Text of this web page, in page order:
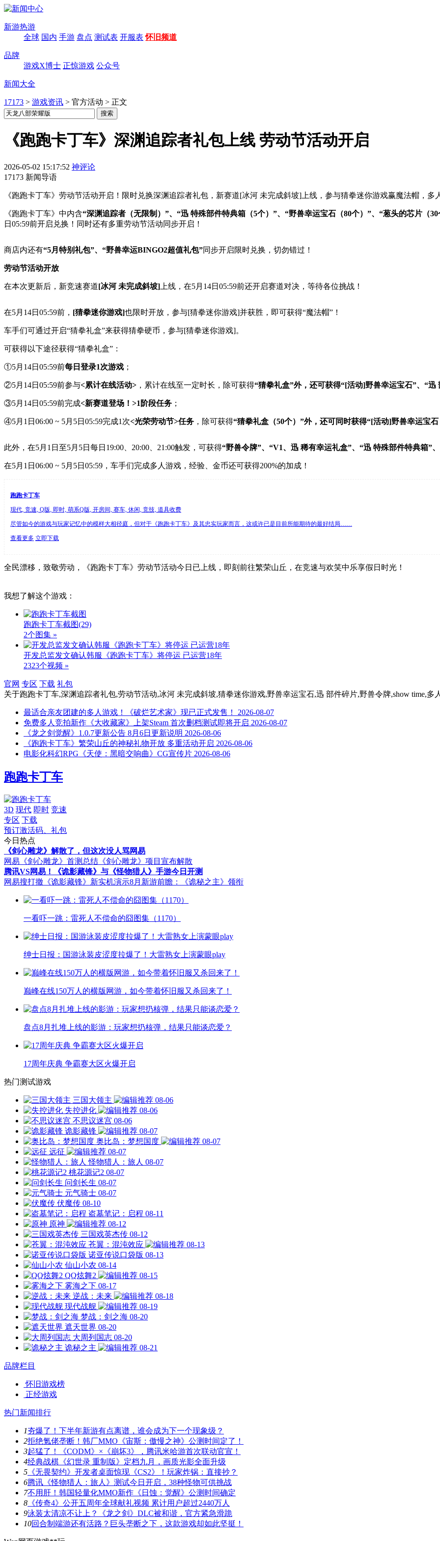
新游热游
全球 国内 手游 盘点 测试表 开服表 怀旧频道
品牌
游戏X博士 正惊游戏 公众号
新闻大全
17173 > 游戏资讯 > 官方活动 > 正文
《跑跑卡丁车》深渊追踪者礼包上线 劳动节活动开启
2026-05-02 15:17:52 神评论
17173 新闻导语
《跑跑卡丁车》劳动节活动开启！限时兑换深渊追踪者礼包，新赛道[冰河 未完成斜坡]上线，参与猜拳迷你游戏赢魔法帽，多
《跑跑卡丁车》中内含“深渊追踪者（无限制）”、“迅 特殊部件特典箱（5个）”、“野兽幸运宝石（80个）”、“葱头的芯片（
日05:59前开启兑换！同时还有多重劳动节活动同步开启！
商店内还有“5月特别礼包”、“野兽幸运BINGO2超值礼包”同步开启限时兑换，切勿错过！
劳动节活动开放
在本次更新后，新竞速赛道[冰河 未完成斜坡] 上线，在5月14日05:59前还开启赛道对决，等待各位挑战！
在5月14日05:59前， [猜拳迷你游戏]也限时开放，参与[猜拳迷你游戏]并获胜，即可获得“魔法帽”！
车手们可通过开启“猜拳礼盒”来获得猜拳硬币，参与[猜拳迷你游戏]。
可获得以下途径获得“猜拳礼盒”：
①5月14日05:59前每日登录1次游戏 ；
②5月14日05:59前参与<累计在线活动> ，累计在线至一定时长，除可获得“猜拳礼盒”外，还可获得“[活动]野兽幸运宝石”、“迅
③5月14日05:59前完成<新赛道登场！>1阶段任务 ；
④5月1日06:00 ~ 5月5日05:59完成1次<光荣劳动节>任务 ，除可获得“猜拳礼盒（50个）”外，还可同时获得“[活动]野兽幸运宝
此外，在5月1日至5月5日每日19:00、20:00、21:00触发 ，可获得“野兽令牌”、“V1、迅 稀有幸运礼盒”、“迅 特殊部件特典箱”
在5月1日06:00 ~ 5月5日05:59，车手们完成多人游戏，经验、金币还可获得200%的加成！
跑跑卡丁车
现代, 竞速, Q版, 即时, 萌系Q版, 开房间, 赛车, 休闲, 竞技, 道具收费
尽管如今的游戏与玩家记忆中的模样大相径庭，但对于《跑跑卡丁车》及其忠实玩家而言，这或许已是目前所能期待的最好结局……
查看更多 立即下载
全民漂移，致敬劳动，《跑跑卡丁车》劳动节活动今日已上线，即刻前往繁荣山丘，在竞速与欢笑中乐享假日时光！
我想了解这个游戏：
跑跑卡丁车截图(29)
2个图集 »
开发总监发文确认韩服《跑跑卡丁车》将停运 已运营18年
2323个视频 »
官网 专区 下载 礼包
关于跑跑卡丁车,深渊追踪者礼包,劳动节活动,冰河 未完成斜坡,猜拳迷你游戏,野兽幸运宝石,迅 部件碎片,野兽令牌,show time,多
最适合亲友团建的多人游戏！《破烂艺术家》现已正式发售！
2026-08-07
免费多人竞拍新作《大收藏家》上架Steam 首次删档测试即将开启 2026-08-07
《龙之剑觉醒》1.0.7更新公告 8月6日更新说明 2026-08-06
《跑跑卡丁车》繁荣山丘的神秘礼物开放 多重活动开启 2026-08-06
电影化科幻RPG《天使：黑暗交响曲》CG宣传片 2026-08-06
跑跑卡丁车
3D 现代 即时 竞速
专区 下载
预订激活码、礼包
今日热点
《剑心雕龙》解散了，但这次没人骂网易
网易《剑心雕龙》首测总结 《剑心雕龙》项目宣布解散
腾讯VS网易！《诡影藏锋》与《怪物猎人》手游今日开测
网易搜打撤《诡影藏锋》新实机演示8月新游前瞻：《诡秘之主》领衔
一看吓一跳：雷死人不偿命的囧图集（1170）
绅士日报：国游泳装皮涩度拉爆了！大雷熟女上演蒙眼play
巅峰在线150万人的横版网游，如今带着怀旧服又杀回来了！
盘点8月扎堆上线的影游：玩家想扔核弹，结果只能谈恋爱？
17周年庆典 争霸赛大区火爆开启
热门测试游戏
三国大领主
08-06
失控进化
08-06
不思议迷宫 08-06
诡影藏锋
08-07
奥比岛：梦想国度
08-07
远征
08-07
怪物猎人：旅人 08-07
桃花源记2 08-07
问剑长生 08-07
元气骑士 08-07
伏魔传 08-10
盗墓笔记：启程 08-11
原神
08-12
三国戏英杰传 08-12
苍翼：混沌效应
08-13
诺亚传说口袋版 08-13
仙山小农 08-14
QQ炫舞2
08-15
雾海之下 08-17
逆战：未来
08-18
现代战舰
08-19
梦战：剑之海 08-20
遮天世界 08-20
大周列国志 08-20
诡秘之主
08-21
品牌栏目
怀旧游戏榜
正经游戏
热门新闻排行
1夯爆了！下半年新游有点离谱，谁会成为下一个现象级？
2拒绝氪佬垄断！韩厂MMO《宙斯：傲慢之神》公测时间定了！
3起猛了！《CODM》×《崩坏3》，腾讯米哈游首次联动官宣！
4经典战棋《幻世录 重制版》定档九月，画质光影全面升级
5 《无畏契约》开发者桌面惊现《CS2》！玩家炸锅：直接抄？
6腾讯《怪物猎人：旅人》测试今日开启，38种怪物可供挑战
7不用肝！韩国轻量化MMO新作《日蚀：觉醒》公测时间确定
8 《传奇4》公开五周年全球献礼视频 累计用户超过2440万人
9泳装太清凉不让上？《龙之剑》DLC被和谐，官方紧急滑跪
10回合制端游还有活路？巨头垄断之下，这款游戏却如此坚挺！